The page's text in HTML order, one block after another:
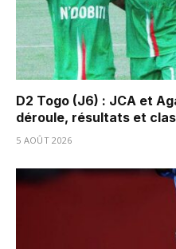
D2 Togo (J6) : JCA et
déroule, résultats et
5 AOÛT 2026